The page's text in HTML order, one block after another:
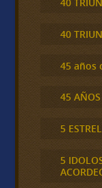
40
45 años
45
5
5